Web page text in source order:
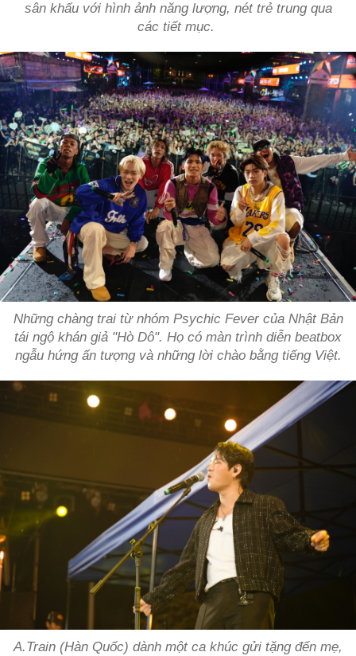
sân khấu với hình ảnh năng lượng, nét trẻ trung qua
các tiết mục.
Những chàng trai từ nhóm Psychic Fever của Nhật Bản
tái ngộ khán giả "Hò Dô". Họ có màn trình diễn beatbox
ngẫu hứng ấn tượng và những lời chào bằng tiếng Việt.
A.Train (Hàn Quốc) dành một ca khúc gửi tặng đến mẹ,